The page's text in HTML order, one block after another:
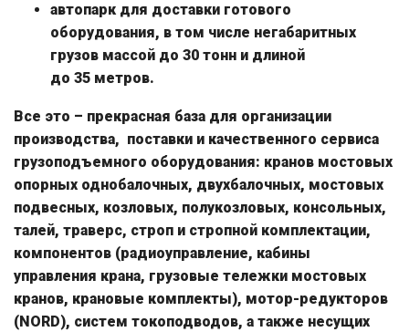
автопарк для доставки готового
оборудования, в том числе негабаритных
грузов массой до 30 тонн и длиной
до 35 метров.
Все это – прекрасная база для организации
производства, поставки и качественного сервиса
грузоподъемного оборудования: кранов мостовых
опорных однобалочных, двухбалочных, мостовых
подвесных, козловых, полукозловых, консольных,
талей, траверс, строп и стропной комплектации,
компонентов (радиоуправление, кабины
управления крана, грузовые тележки мостовых
кранов, крановые комплекты), мотор-редукторов
(NORD), систем токоподводов, а также несущих